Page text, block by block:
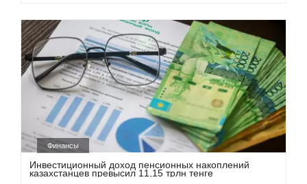
Финансы
Инвестиционный доход пенсионных накоплений
казахстанцев превысил 11,15 трлн тенге